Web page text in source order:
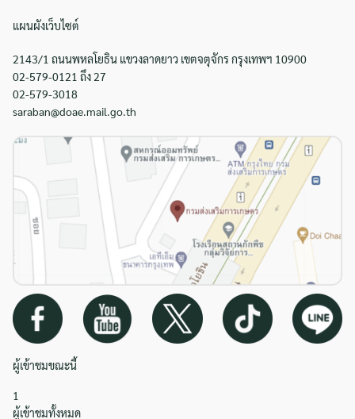
แผนผังเว็บไซต์
2143/1 ถนนพหลโยธิน แขวงลาดยาว เขตจตุจักร กรุงเทพฯ 10900
02-579-0121 ถึง 27
02-579-3018
saraban@doae.mail.go.th
ผู้เข้าชมขณะนี้
1
ผู้เข้าชมทั้งหมด